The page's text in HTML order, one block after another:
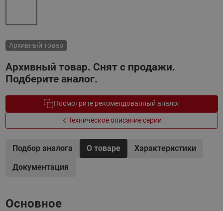
Архивный товар
Архивный товар. Снят с продажи.
Подберите аналог.
Посмотрите рекомендованный аналог
Техническое описание серии
Подбор аналога О товаре
Характеристики
Документация
Основное